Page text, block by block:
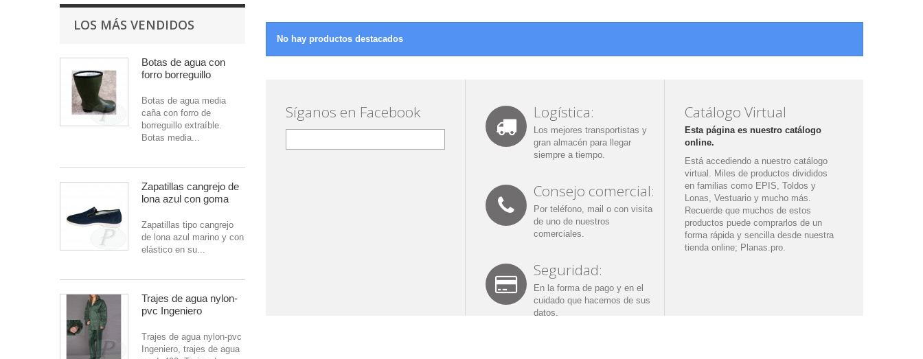
LOS MÁS VENDIDOS
Botas de agua con
forro borreguillo
Botas de agua media
caña con forro de
borreguillo extraíble.
Botas media...
Zapatillas cangrejo de
lona azul con goma
Zapatillas tipo cangrejo
de lona azul marino y con
elástico en su...
Trajes de agua nylon-
pvc Ingeniero
Trajes de agua nylon-pvc
Ingeniero, trajes de agua
No hay productos destacados
Síganos en Facebook Logística:
Los mejores transportistas y
gran almacén para llegar
siempre a tiempo.
Consejo comercial:
Por teléfono, mail o con visita
de uno de nuestros
comerciales.
Seguridad:
En la forma de pago y en el
cuidado que hacemos de sus
datos.
Catálogo Virtual
Esta página es nuestro catálogo
online.
Está accediendo a nuestro catálogo
virtual. Miles de productos divididos
en familias como EPIS, Toldos y
Lonas, Vestuario y mucho más.
Recuerde que muchos de estos
productos puede comprarlos de un
forma rápida y sencilla desde nuestra
tienda online; Planas.pro